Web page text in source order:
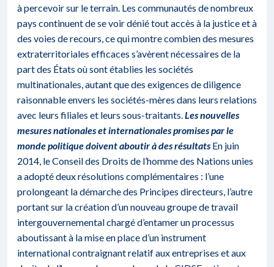
à percevoir sur le terrain. Les communautés de nombreux
pays continuent de se voir dénié tout accès à la justice et à
des voies de recours, ce qui montre combien des mesures
extraterritoriales efficaces s’avèrent nécessaires de la
part des États où sont établies les sociétés
multinationales, autant que des exigences de diligence
raisonnable envers les sociétés-mères dans leurs relations
avec leurs filiales et leurs sous-traitants.Les nouvelles
mesures nationales et internationales promises par le
monde politique doivent aboutir à des résultats En juin
2014, le Conseil des Droits de l’homme des Nations unies
a adopté deux résolutions complémentaires : l’une
prolongeant la démarche des Principes directeurs, l’autre
portant sur la création d’un nouveau groupe de travail
intergouvernemental chargé d’entamer un processus
aboutissant à la mise en place d’un instrument
international contraignant relatif aux entreprises et aux